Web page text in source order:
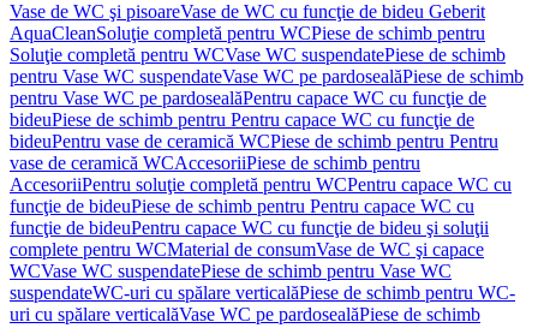
Vase de WC şi pisoareVase de WC cu funcţie de bideu Geberit
AquaCleanSoluţie completă pentru WCPiese de schimb pentru
Soluţie completă pentru WCVase WC suspendatePiese de schimb
pentru Vase WC suspendateVase WC pe pardosealăPiese de schimb
pentru Vase WC pe pardosealăPentru capace WC cu funcţie de
bideuPiese de schimb pentru Pentru capace WC cu funcţie de
bideuPentru vase de ceramică WCPiese de schimb pentru Pentru
vase de ceramică WCAccesoriiPiese de schimb pentru
AccesoriiPentru soluţie completă pentru WCPentru capace WC cu
funcţie de bideuPiese de schimb pentru Pentru capace WC cu
funcţie de bideuPentru capace WC cu funcţie de bideu şi soluţii
complete pentru WCMaterial de consumVase de WC şi capace
WCVase WC suspendatePiese de schimb pentru Vase WC
suspendateWC-uri cu spălare verticalăPiese de schimb pentru WC-
uri cu spălare verticalăVase WC pe pardosealăPiese de schimb